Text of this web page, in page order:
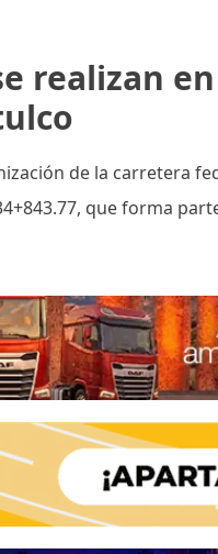
realizan
de la carretera
que forma